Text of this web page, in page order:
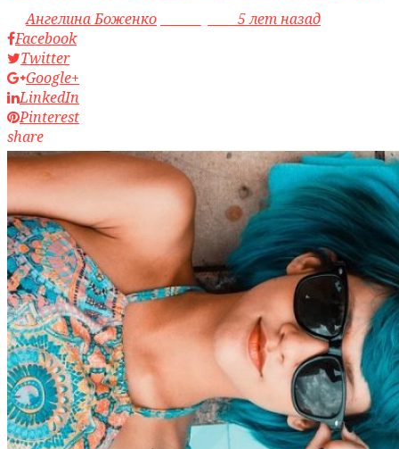
byАнгелина Боженко
5 лет назад
Facebook
Twitter
Google+
LinkedIn
Pinterest
share